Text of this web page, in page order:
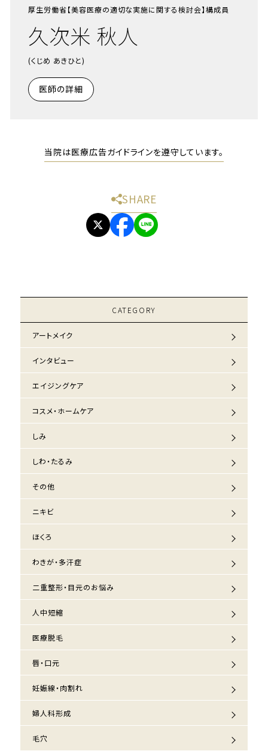
厚生労働省【美容医療の適切な実施に関する検討会】構成員
久次米 秋人
(くじめ あきひと)
医師の詳細
当院は医療広告ガイドラインを遵守しています。
SHARE
CATEGORY
アートメイク
インタビュー
エイジングケア
コスメ・ホームケア
しみ
しわ・たるみ
その他
ニキビ
ほくろ
わきが・多汗症
二重整形・目元のお悩み
人中短縮
医療脱毛
唇・口元
妊娠線・肉割れ
婦人科形成
毛穴